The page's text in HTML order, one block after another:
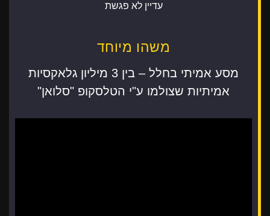
עדיין לא פגשת
משהו מיוחד
מסע אמיתי בחלל – בין 3 מיליון גלאקסיות
אמיתיות שצולמו ע"י הטלסקופ "סלואן"